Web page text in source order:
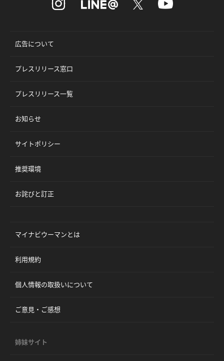
広告について
プレスリリース窓口
プレスリリース一覧
お知らせ
サイトポリシー
推奨環境
お詫びと訂正
マイナビウーマンとは
利用規約
個人情報の取扱いについて
ご意見・ご感想
姉妹サイト